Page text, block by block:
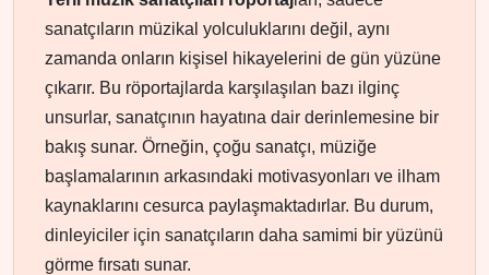
sanatçıların müzikal yolculuklarını değil, aynı
zamanda onların kişisel hikayelerini de gün yüzüne
çıkarır. Bu röportajlarda karşılaşılan bazı ilginç
unsurlar, sanatçının hayatına dair derinlemesine bir
bakış sunar. Örneğin, çoğu sanatçı, müziğe
başlamalarının arkasındaki motivasyonları ve ilham
kaynaklarını cesurca paylaşmaktadırlar. Bu durum,
dinleyiciler için sanatçıların daha samimi bir yüzünü
görme fırsatı sunar.